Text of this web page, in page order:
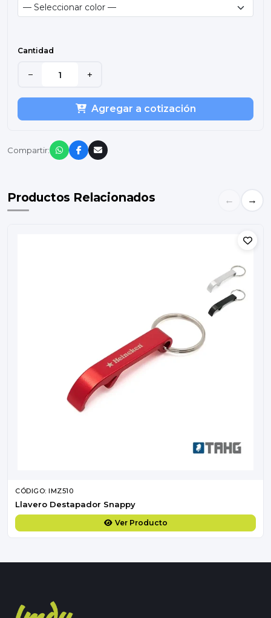
Cantidad
− +
Agregar a cotización
Compartir:
Productos Relacionados ← →
CÓDIGO: IMZ510
Llavero Destapador Snappy
Ver Producto